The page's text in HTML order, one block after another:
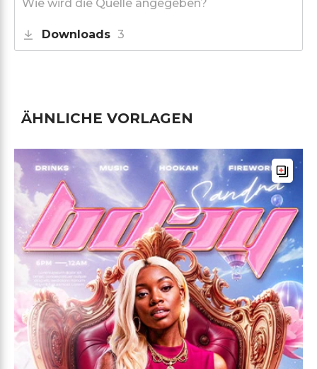
Wie wird die Quelle angegeben?
Downloads 3
ÄHNLICHE VORLAGEN